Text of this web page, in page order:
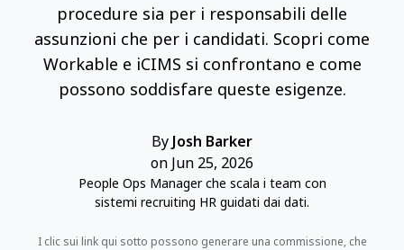
procedure sia per i responsabili delle
assunzioni che per i candidati. Scopri come
Workable e iCIMS si confrontano e come
possono soddisfare queste esigenze.
By Josh Barker
on Jun 25, 2026
People Ops Manager che scala i team con
sistemi recruiting HR guidati dai dati.
I clic sui link qui sotto possono generare una commissione, che